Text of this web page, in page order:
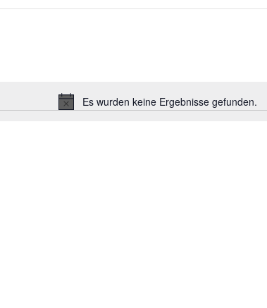
Hinweis
Es wurden keine Ergebnisse gefunden.